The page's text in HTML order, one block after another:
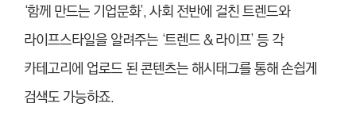
‘함께 만드는 기업문화’, 사회 전반에 걸친 트렌드와
라이프스타일을 알려주는 ‘트렌드 & 라이프’ 등 각
카테고리에 업로드 된 콘텐츠는 해시태그를 통해 손쉽게
검색도 가능하죠.